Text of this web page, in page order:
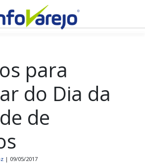
para
do Dia da
de
| 09/05/2017